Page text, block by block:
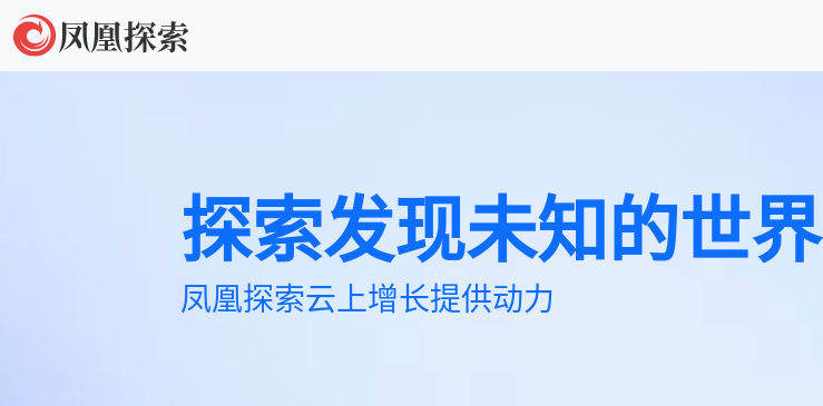
探索发现未知的世界
凤凰探索云上增长提供动力